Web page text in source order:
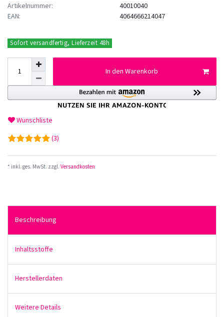
Artikelnummer:
EAN:
40010040
4064666214047
Sofort versandfertig, Lieferzeit 48h
In den Warenkorb
Wunschliste
(3)
* inkl. ges. MwSt. zzgl. Versandkosten
Beschreibung
Inhaltsstoffe
Herstellerdaten
Weitere Details